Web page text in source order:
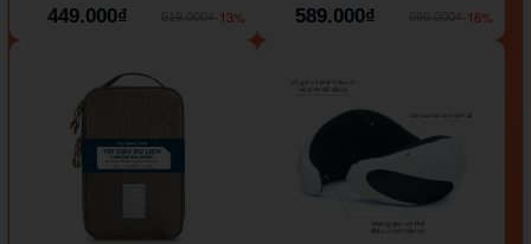
449.000₫
-13%
589.000₫
-16%